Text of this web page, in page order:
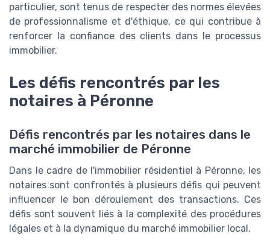
particulier, sont tenus de respecter des normes élevées
de professionnalisme et d'éthique, ce qui contribue à
renforcer la confiance des clients dans le processus
immobilier.
Les défis rencontrés par les
notaires à Péronne
Défis rencontrés par les notaires dans le
marché immobilier de Péronne
Dans le cadre de l'immobilier résidentiel à Péronne, les
notaires sont confrontés à plusieurs défis qui peuvent
influencer le bon déroulement des transactions. Ces
défis sont souvent liés à la complexité des procédures
légales et à la dynamique du marché immobilier local.